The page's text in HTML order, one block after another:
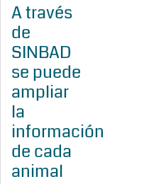
A través
de
SINBAD
se puede
ampliar
la
información
de cada
animal